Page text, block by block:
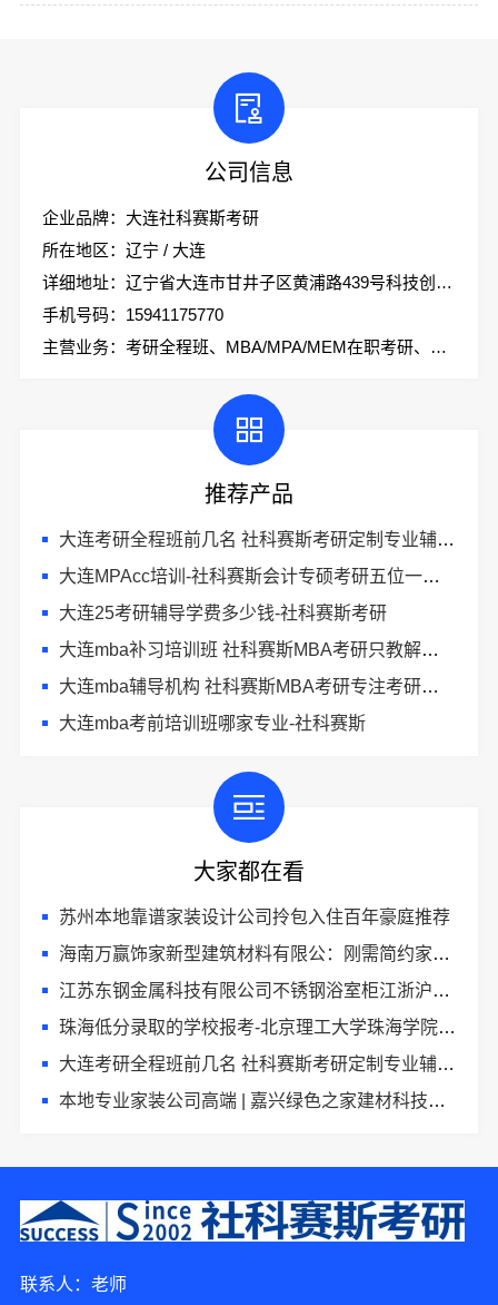
公司信息
企业品牌：大连社科赛斯考研
所在地区：辽宁 / 大连
详细地址：辽宁省大连市甘井子区黄浦路439号科技创业大厦2楼社科赛斯考研
手机号码：15941175770
主营业务：考研全程班、MBA/MPA/MEM在职考研、会计专硕、考研集训营
推荐产品
大连考研全程班前几名 社科赛斯考研定制专业辅导规划
大连MPAcc培训-社科赛斯会计专硕考研五位一体循环教学
大连25考研辅导学费多少钱-社科赛斯考研
大连mba补习培训班 社科赛斯MBA考研只教解题思路和技巧
大连mba辅导机构 社科赛斯MBA考研专注考研教育
大连mba考前培训班哪家专业-社科赛斯
大家都在看
苏州本地靠谱家装设计公司拎包入住百年豪庭推荐
海南万赢饰家新型建筑材料有限公：刚需简约家庭装修工期提速
江苏东钢金属科技有限公司不锈钢浴室柜江浙沪加盟
珠海低分录取的学校报考-北京理工大学珠海学院继教院
大连考研全程班前几名 社科赛斯考研定制专业辅导规划
本地专业家装公司高端 | 嘉兴绿色之家建材科技有限公司
联系人：老师
2分钟前 马小姐 正在咨询